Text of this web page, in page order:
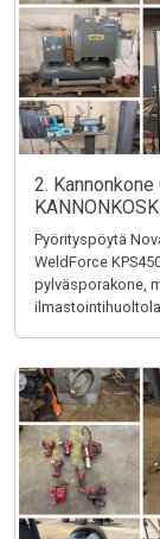
2.
Pyörityspöytä
WeldForce
pylväsporakone,